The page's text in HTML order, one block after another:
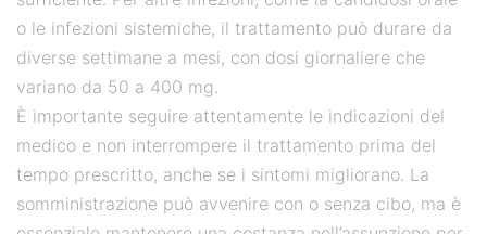
o le infezioni sistemiche, il trattamento può durare da
diverse settimane a mesi, con dosi giornaliere che
variano da 50 a 400 mg.
È importante seguire attentamente le indicazioni del
medico e non interrompere il trattamento prima del
tempo prescritto, anche se i sintomi migliorano. La
somministrazione può avvenire con o senza cibo, ma è